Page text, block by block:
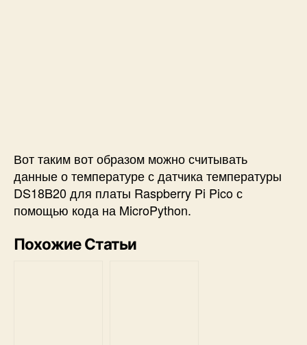
Вот таким вот образом можно считывать
данные о температуре с датчика температуры
DS18B20 для платы Raspberry Pi Pico с
помощью кода на MicroPython.
Похожие Статьи